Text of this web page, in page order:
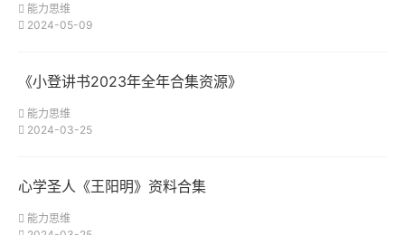
能力思维
2024-05-09
《小登讲书2023年全年合集资源》
能力思维
2024-03-25
心学圣人《王阳明》资料合集
能力思维